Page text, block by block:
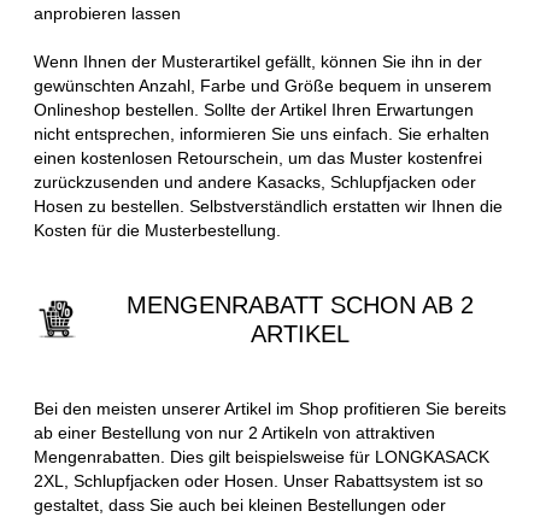
anprobieren lassen
Wenn Ihnen der Musterartikel gefällt, können Sie ihn in der
gewünschten Anzahl, Farbe und Größe bequem in unserem
Onlineshop bestellen. Sollte der Artikel Ihren Erwartungen
nicht entsprechen, informieren Sie uns einfach. Sie erhalten
einen kostenlosen Retourschein, um das Muster kostenfrei
zurückzusenden und andere Kasacks, Schlupfjacken oder
Hosen zu bestellen. Selbstverständlich erstatten wir Ihnen die
Kosten für die Musterbestellung.
MENGENRABATT SCHON AB 2
ARTIKEL
Bei den meisten unserer Artikel im Shop profitieren Sie bereits
ab einer Bestellung von nur 2 Artikeln von attraktiven
Mengenrabatten. Dies gilt beispielsweise für LONGKASACK
2XL, Schlupfjacken oder Hosen. Unser Rabattsystem ist so
gestaltet, dass Sie auch bei kleinen Bestellungen oder